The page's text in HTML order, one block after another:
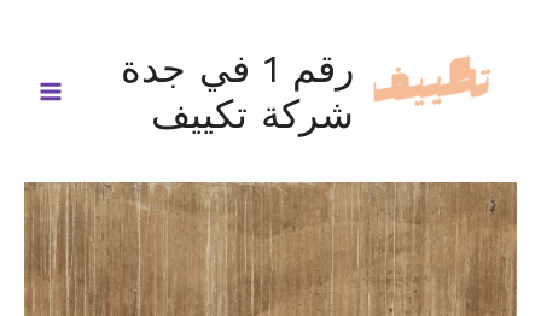
المحتوى
رقم 1 في جدة
شركة تكييف